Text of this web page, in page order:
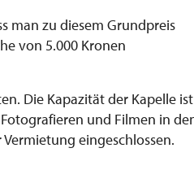
man zu diesem Grundpreis
von 5.000 Kronen
Die Kapazität der Kapelle ist
und Filmen in
eingeschlossen.